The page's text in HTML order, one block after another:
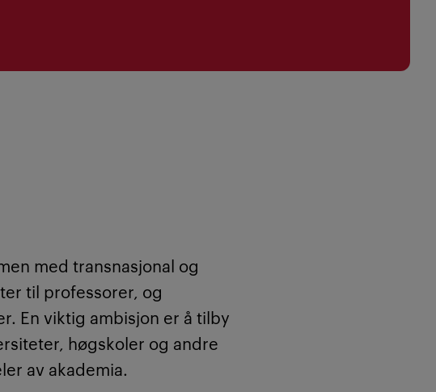
med transnasjonal og
til professorer, og
En viktig ambisjon er å tilby
høgskoler og andre
av akademia.